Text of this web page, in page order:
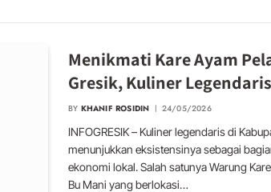
Menikmati Kare Ayam
Gresik, Kuliner
BY KHANIF ROSIDIN 24/05/2026
INFOGRESIK – Kuliner legendaris di
menunjukkan eksistensinya sebagai
ekonomi lokal. Salah satunya Warung
Bu Mani yang berlokasi…